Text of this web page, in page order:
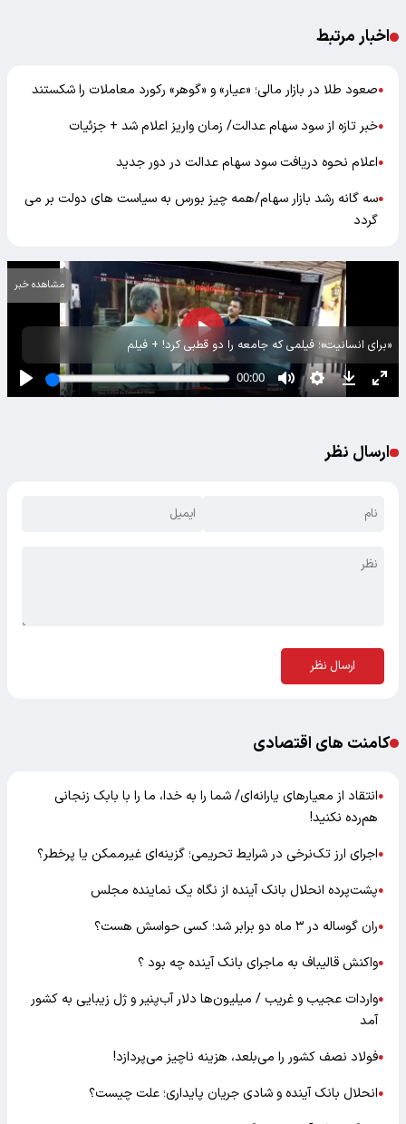
اخبار مرتبط
●صعود طلا در بازار مالی؛ «عیار» و «گوهر» رکورد معاملات را شکستند
●خبر تازه از سود سهام عدالت/ زمان واریز اعلام شد + جزئیات
●اعلام نحوه دریافت سود سهام عدالت در دور جدید
●سه گانه رشد بازار سهام/همه چیز بورس به سیاست های دولت بر می
گردد
«برای انسانیت»؛ فیلمی که جامعه را دو قطبی کرد! + فیلم
مشاهده خبر
ارسال نظر
ارسال نظر
کامنت های اقتصادی
●انتقاد از معیارهای یارانه‌ای/ شما را به خدا، ما را با بابک زنجانی
هم‌رده نکنید!
●اجرای ارز تک‌نرخی در شرایط تحریمی؛ گزینه‌ای غیرممکن یا پرخطر؟
●پشت‌پرده انحلال بانک آینده از نگاه یک نماینده مجلس
●ران گوساله در ۳ ماه دو برابر شد؛ کسی حواسش هست؟
●واکنش قالیباف به ماجرای بانک آینده چه بود ؟
●واردات عجیب و غریب / میلیون‌ها دلار آب‌پنیر و ژل زیبایی به کشور
آمد
●فولاد نصف کشور را می‌بلعد، هزینه ناچیز می‌پردازد!
●انحلال بانک آینده و شادی جریان پایداری؛ علت چیست؟